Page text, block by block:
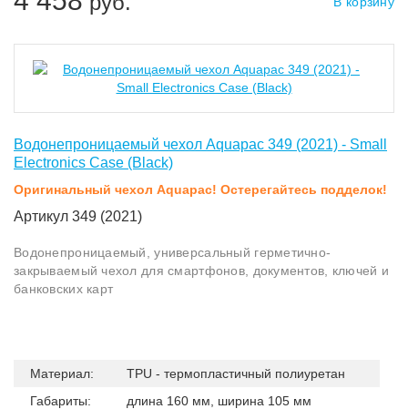
Водонепроницаемый чехол Aquapac 349 (2021) - Small
Electronics Case (Black)
Оригинальный чехол Aquapac! Остерегайтесь подделок!
Артикул 349 (2021)
Водонепроницаемый, универсальный герметично-
закрываемый чехол для смартфонов, документов, ключей и
банковских карт
Материал:
TPU - термопластичный полиуретан
Габариты:
длина 160 мм, ширина 105 мм